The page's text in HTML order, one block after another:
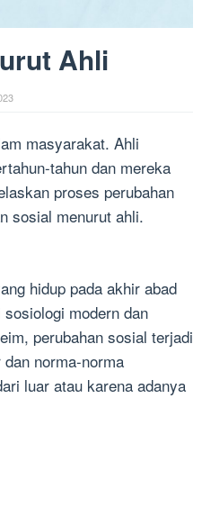
Ahli
masyarakat. Ahli
tahun dan mereka
proses perubahan
sosial menurut ahli.
hidup pada akhir abad
modern dan
perubahan sosial terjadi
norma-norma
luar atau karena adanya